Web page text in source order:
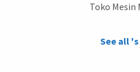
Toko Mesin
See all